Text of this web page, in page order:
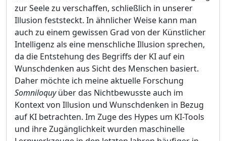
zur Seele zu verschaffen, schließlich in unserer
Illusion feststeckt. In ähnlicher Weise kann man
auch zu einem gewissen Grad von der Künstlicher
Intelligenz als eine menschliche Illusion sprechen,
da die Entstehung des Begriffs der KI auf ein
Wunschdenken aus Sicht des Menschen basiert.
Daher möchte ich meine aktuelle Forschung
Somniloquyüber das Nichtbewusste auch im
Kontext von Illusion und Wunschdenken in Bezug
auf KI betrachten. Im Zuge des Hypes um KI-Tools
und ihre Zugänglichkeit wurden maschinelle